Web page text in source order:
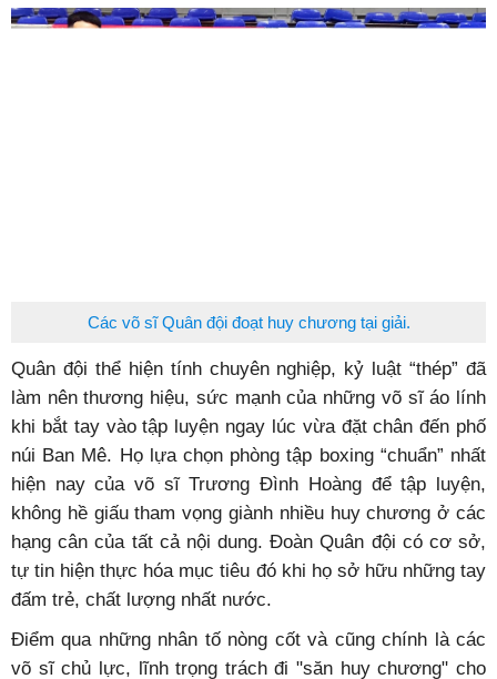
Các võ sĩ Quân đội đoạt huy chương tại giải.
Quân đội thể hiện tính chuyên nghiệp, kỷ luật “thép” đã
làm nên thương hiệu, sức mạnh của những võ sĩ áo lính
khi bắt tay vào tập luyện ngay lúc vừa đặt chân đến phố
núi Ban Mê. Họ lựa chọn phòng tập boxing “chuẩn” nhất
hiện nay của võ sĩ Trương Đình Hoàng để tập luyện,
không hề giấu tham vọng giành nhiều huy chương ở các
hạng cân của tất cả nội dung. Đoàn Quân đội có cơ sở,
tự tin hiện thực hóa mục tiêu đó khi họ sở hữu những tay
đấm trẻ, chất lượng nhất nước.
Điểm qua những nhân tố nòng cốt và cũng chính là các
võ sĩ chủ lực, lĩnh trọng trách đi "săn huy chương" cho